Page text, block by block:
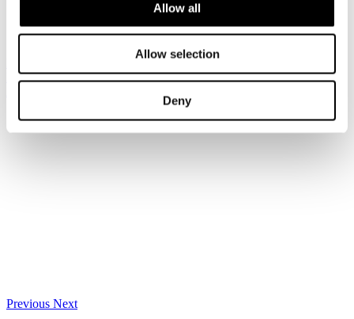
Allow all
Allow selection
Deny
Login
Risparmia con le nostre convenzioni
Previous Next